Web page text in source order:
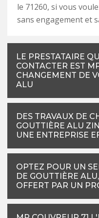
le 71260, si vous
sans engagement et
LE PRESTATAIRE
CONTACTER EST
CHANGEMENT DE
ALU
DES TRAVAUX DE
GOUTTIÈRE ALU
UNE ENTREPRISE
OPTEZ POUR UN
DE GOUTTIÈRE
OFFERT PAR UN